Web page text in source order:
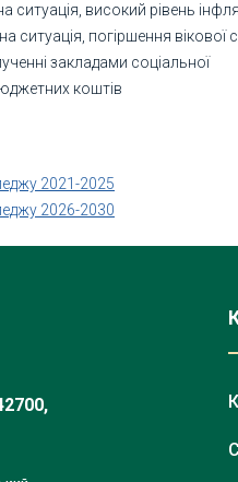
ситуація, високий рівень
ситуація, погіршення вікової
закладами соціальної
коштів
2021-2025
2026-2030